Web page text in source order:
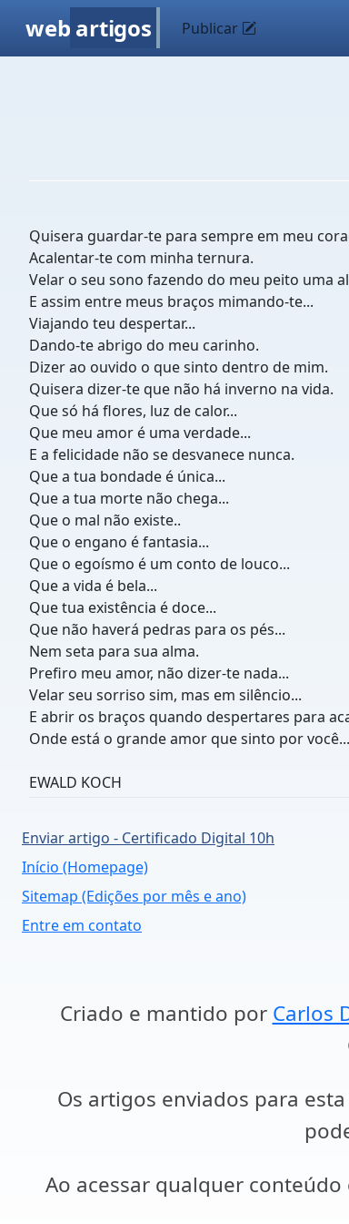
web artigos Publicar
Quisera guardar-te para sempre em meu
Acalentar-te com minha ternura.
Velar o seu sono fazendo do meu peito uma
E assim entre meus braços mimando-te...
Viajando teu despertar...
Dando-te abrigo do meu carinho.
Dizer ao ouvido o que sinto dentro de mim.
Quisera dizer-te que não há inverno na vida.
Que só há flores, luz de calor...
Que meu amor é uma verdade...
E a felicidade não se desvanece nunca.
Que a tua bondade é única...
Que a tua morte não chega...
Que o mal não existe..
Que o engano é fantasia...
Que o egoísmo é um conto de louco...
Que a vida é bela...
Que tua existência é doce...
Que não haverá pedras para os pés...
Nem seta para sua alma.
Prefiro meu amor, não dizer-te nada...
Velar seu sorriso sim, mas em silêncio...
E abrir os braços quando despertares para
Onde está o grande amor que sinto por você...
EWALD KOCH
Enviar artigo - Certificado Digital 10h
Início (Homepage)
Sitemap (Edições por mês e ano)
Entre em contato
Criado e mantido por Carlos
Os artigos enviados para
Ao acessar qualquer